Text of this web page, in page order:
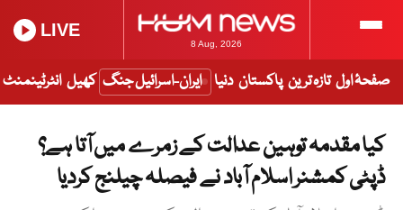
8 Aug, 2026
LIVE
صفحۂ اول تازہ ترین پاکستان دنیا ایران-اسرائیل جنگ کھیل انٹرٹینمنٹ
کیا مقدمہ توہین عدالت کے زمرے میں آتا ہے؟
ڈپٹی کمشنر اسلام آباد نے فیصلہ چیلنج کردیا